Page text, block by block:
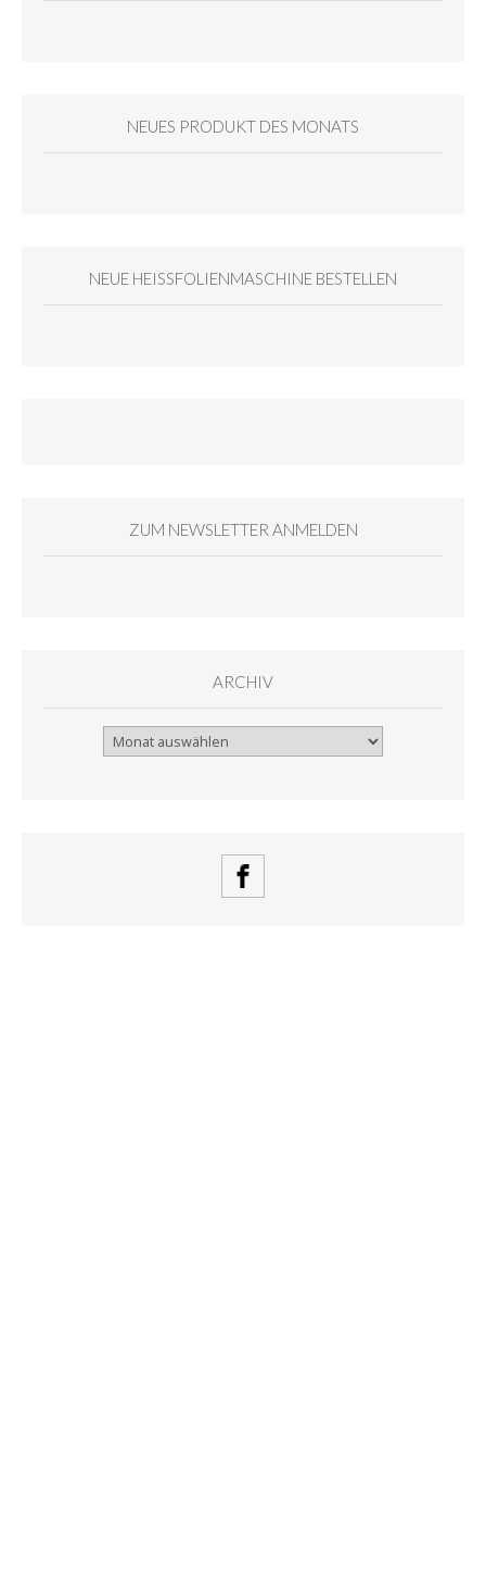
NEUES PRODUKT DES MONATS
NEUE HEISSFOLIENMASCHINE BESTELLEN
ZUM NEWSLETTER ANMELDEN
ARCHIV
Archiv